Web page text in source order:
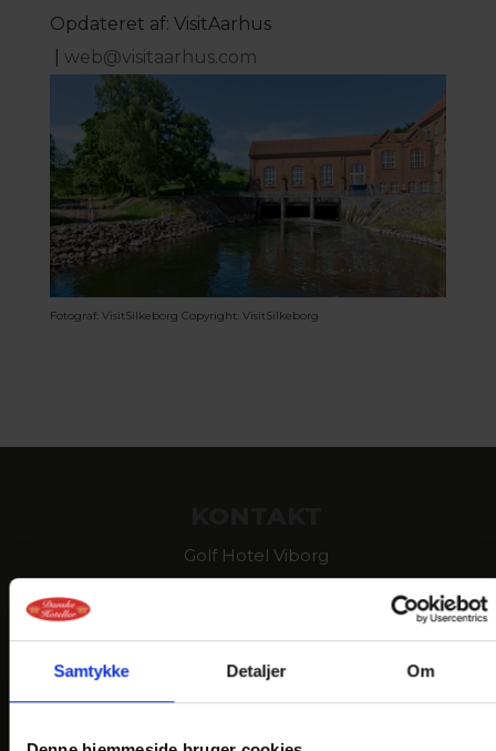
Samtykke Detaljer Om
Opdateret af: VisitAarhus
web@visitaarhus.com
Fotograf: VisitSilkeborg Copyright: VisitSilkeborg
Golf Hotel Viborg
Hans Tausens Alle 2
reception@golfhotelviborg.dk